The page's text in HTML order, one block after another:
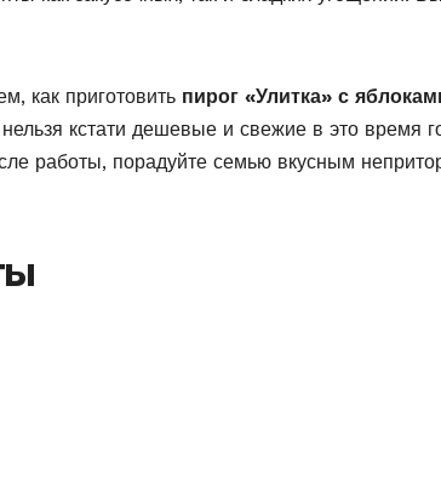
как приготовить пирог «Улитка» с
кстати дешевые и свежие в это время
работы, порадуйте семью вкусным